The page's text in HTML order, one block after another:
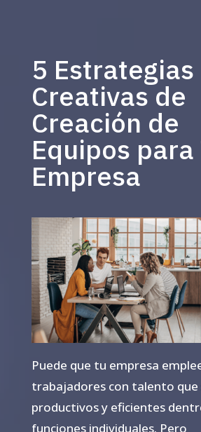
5 Estrategias
Creativas de
Creación de
Equipos para
Empresa
Puede que tu empresa
trabajadores con talento que
productivos y eficientes
funciones individuales. Pero